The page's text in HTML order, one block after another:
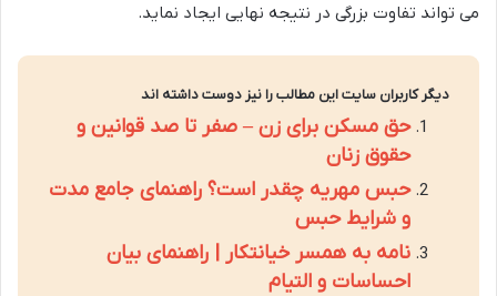
می تواند تفاوت بزرگی در نتیجه نهایی ایجاد نماید.
دیگر کاربران سایت این مطالب را نیز دوست داشته اند
حق مسکن برای زن – صفر تا صد قوانین و
حقوق زنان
حبس مهریه چقدر است؟ راهنمای جامع مدت
و شرایط حبس
نامه به همسر خیانتکار | راهنمای بیان
احساسات و التیام